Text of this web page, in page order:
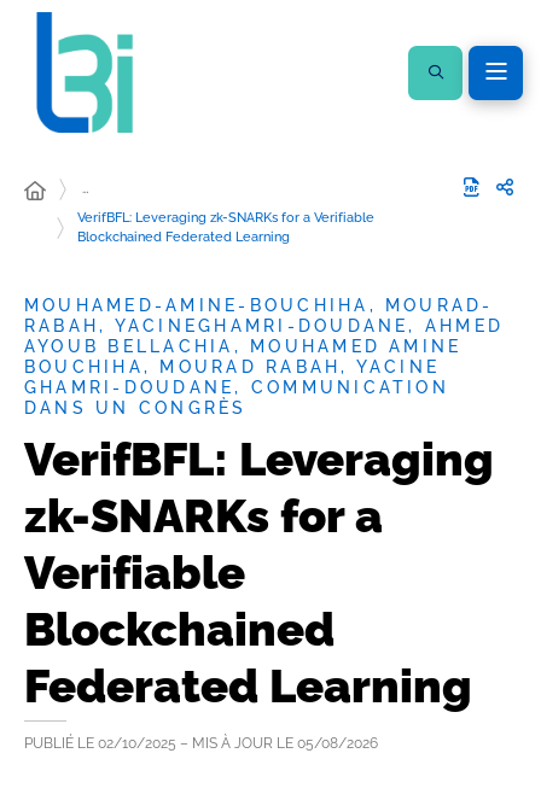
…
VerifBFL: Leveraging zk-SNARKs for a Verifiable
Blockchained Federated Learning
MOUHAMED-AMINE-BOUCHIHA, MOURAD-
RABAH, YACINEGHAMRI-DOUDANE, AHMED
AYOUB BELLACHIA, MOUHAMED AMINE
BOUCHIHA, MOURAD RABAH, YACINE
GHAMRI-DOUDANE, COMMUNICATION
DANS UN CONGRÈS
VerifBFL: Leveraging
zk-SNARKs for a
Verifiable
Blockchained
Federated Learning
PUBLIÉ LE 02/10/2025 – MIS À JOUR LE 05/08/2026